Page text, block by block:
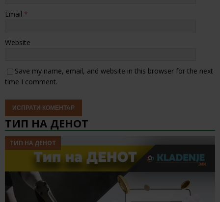
Email *
Website
Save my name, email, and website in this browser for the next
time I comment.
ТИП НА ДЕНОТ
ТИП НА ДЕНОТ